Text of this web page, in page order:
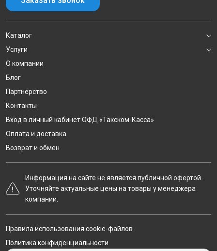
Каталог
Услуги
О компании
Блог
Партнёрство
Контакты
Вход в личный кабинет ОФД «Такском-Касса»
Оплата и доставка
Возврат и обмен
Информация на сайте не является публичной офертой.
Уточняйте актуальные цены на товары у менеджера
компании.
Правила использования cookie-файлов
Политика конфиденциальности